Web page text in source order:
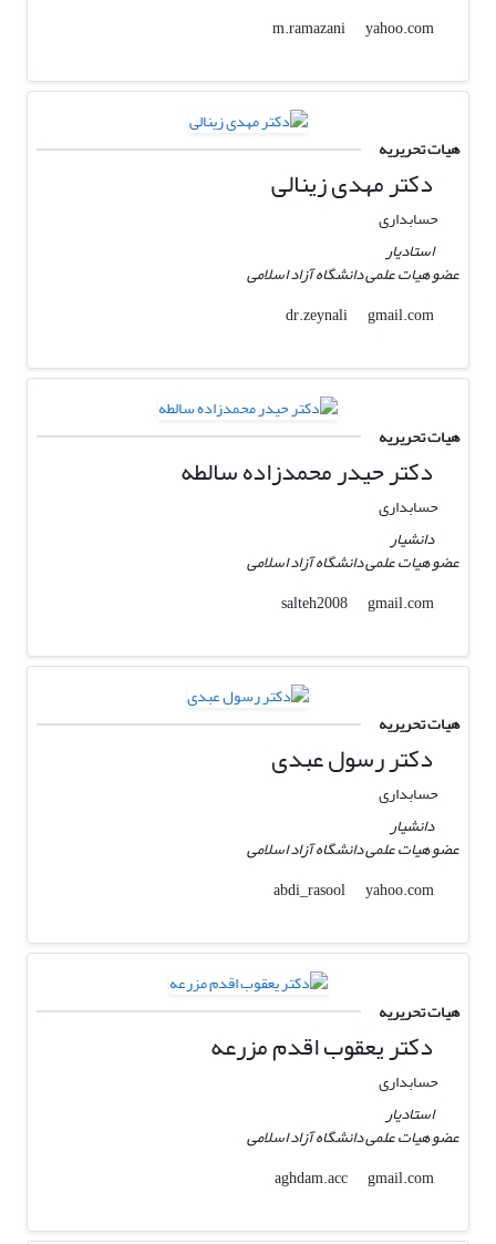
m.ramazani
yahoo.com
هیات تحریریه
دکتر مهدی زینالی
حسابداری
استادیار
عضو هیات علمی دانشگاه آزاد اسلامی
dr.zeynali
gmail.com
هیات تحریریه
دکتر حیدر محمدزاده سالطه
حسابداری
دانشیار
عضو هیات علمی دانشگاه آزاد اسلامی
salteh2008
gmail.com
هیات تحریریه
دکتر رسول عبدی
حسابداری
دانشیار
عضو هیات علمی دانشگاه آزاد اسلامی
abdi_rasool
yahoo.com
هیات تحریریه
دکتر یعقوب اقدم مزرعه
حسابداری
استادیار
عضو هیات علمی دانشگاه آزاد اسلامی
aghdam.acc
gmail.com